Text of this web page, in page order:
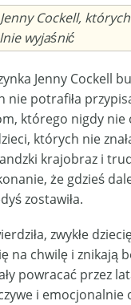
Cockell,
wyjaśnić
Jenny Cockell
nie potrafiła
którego nigdy nie
których nie
krajobraz i
że gdzieś
zostawiła.
zwykłe
na chwilę i znikają
powracać przez
i emocjonalnie